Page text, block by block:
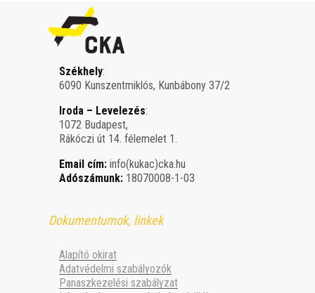
Székhely:
6090 Kunszentmiklós, Kunbábony 37/2
Iroda – Levelezés:
1072 Budapest,
Rákóczi út 14. félemelet 1.
Email cím: info(kukac)cka.hu
Adószámunk: 18070008-1-03
Dokumentumok, linkek
Alapító okirat
Adatvédelmi szabályozók
Panaszkezelési szabályzat